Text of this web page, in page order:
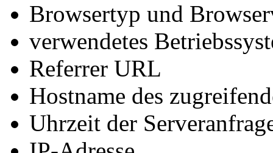
Browsertyp und
verwendetes
Referrer URL
Hostname des
Uhrzeit der